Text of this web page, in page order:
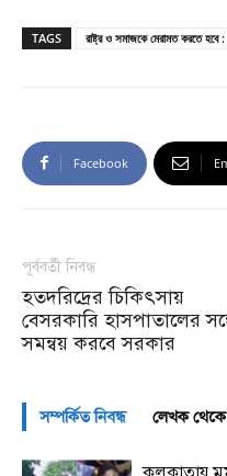
TAGS রাষ্ট্র ও সমাজকে মেরামত করতে হবে :
Facebook
পূর্ববর্তী নিবন্ধ
হতদরিদ্রের চিকিৎসায়
বেসরকারি হাসপাতালের
সমন্বয় করবে সরকার
সম্পর্কিত নিবন্ধ লেখক